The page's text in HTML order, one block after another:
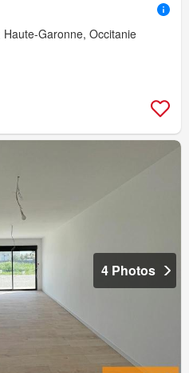
Garonne, Occitanie
4 Photos